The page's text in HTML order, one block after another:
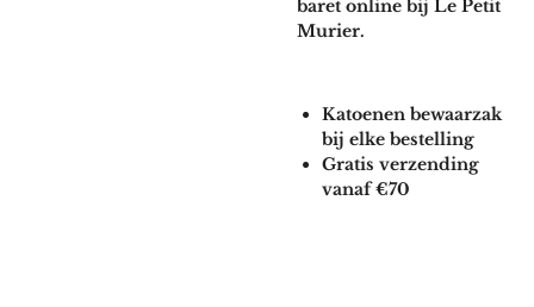
baret online bij Le Petit
Murier.
Katoenen bewaarzak
bij elke bestelling
Gratis verzending
vanaf €70